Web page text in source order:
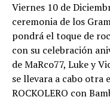
Viernes 10 de
ceremonia de los
pondrá el toque de
con su celebración
de MaRco77, Luke y
se llevara a cabo otra
ROCKOLERO con